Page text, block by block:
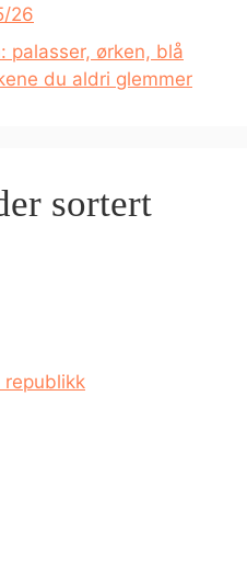
26
palasser, ørken, blå
du aldri glemmer
sortert
republikk